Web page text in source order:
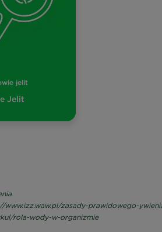
jelit
Jelit
www.izz.waw.pl/zasady-prawidowego-
rola-wody-w-organizmie